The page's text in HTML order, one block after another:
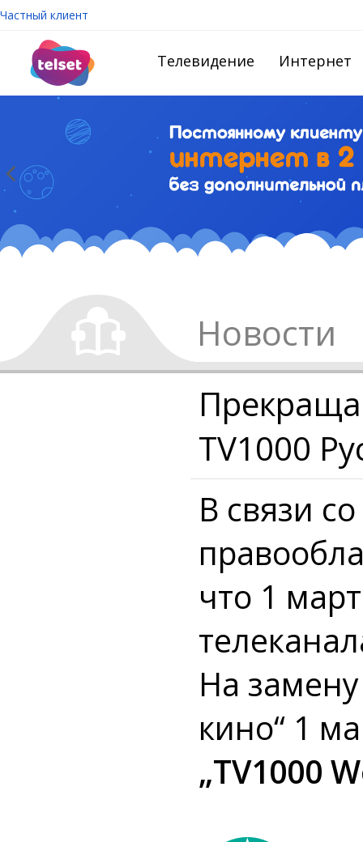
Частный клиент
Телевидение Интернет
Новости
TV1000
В связи
что 1
На
кино“ 1
„TV1000